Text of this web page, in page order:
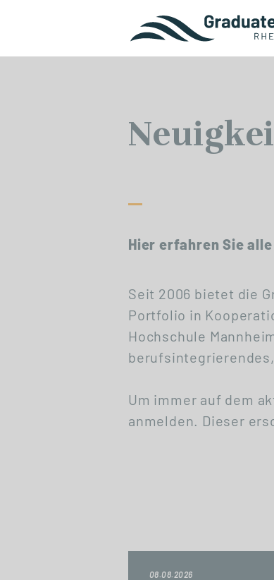
Hier erfahren Sie
Seit 2006 bietet die
Portfolio in
Hochschule
Um immer auf dem
anmelden. Dieser
08.08.2026